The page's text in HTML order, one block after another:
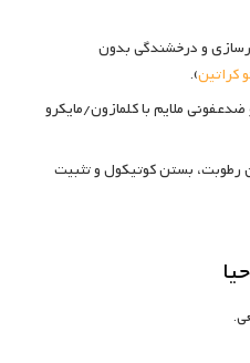
و درخشندگی بدون
کراتین).
ضدعفونی ملایم با کلمازون/مایکرو
رطوبت، بستن کوتیکول و تثبیت